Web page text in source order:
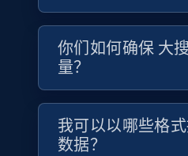
4.1K+ 303+
Instagram - Reels
URL, User posted,
comments, Date posted,
more.
你们如何确保 大
量？
我可以以哪些格
数据？